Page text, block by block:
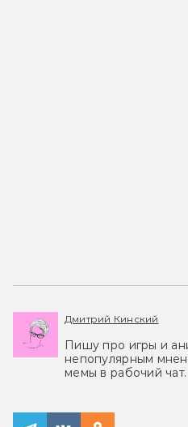
Дмитрий Кинский
Пишу про игры и
непопулярным
мемы в рабочий чат.